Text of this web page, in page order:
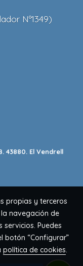
Nº1349)
43880. El Vendrell
propias y terceros
navegación de
servicios. Puedes
botón “Configurar”
política de cookies.